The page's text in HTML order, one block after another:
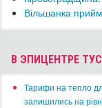
Вільшанка
В ЭПИЦЕНТРЕ
​Тарифи на тепло
залишились на